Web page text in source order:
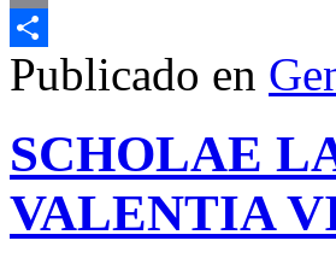
Email
Compartir
Publicado en
SCHOLAE
VALENTIA